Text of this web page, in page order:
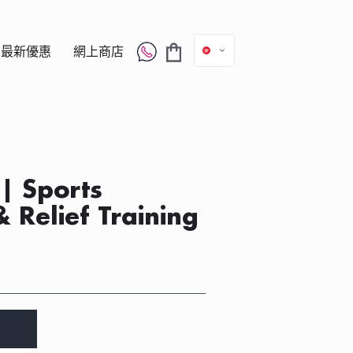
最新優惠 網上商店
| Sports
Relief Training